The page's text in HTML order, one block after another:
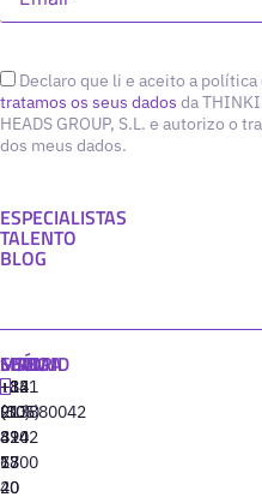
Declaro que li e aceito a política
tratamos os seus dados da
HEADS GROUP, S.L. e autorizo o
dos meus dados.
ESPECIALISTAS
TALENTO
BLOG
MADRID
+34
91
310
77
40
MIAMI
+1
(305)
424
13
20
SEÚL
+82
(10)
8942
6800
LISBOA
‪+351
213880042